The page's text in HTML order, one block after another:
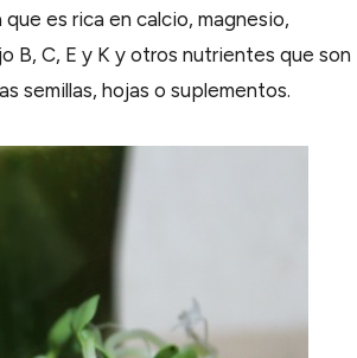
es rica en calcio, magnesio,
B, C, E y K y otros nutrientes que son
semillas, hojas o suplementos.